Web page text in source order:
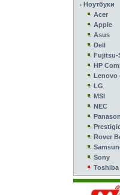
Ноутбуки
Acer
Apple
Asus
Dell
Fujitsu-
HP
Lenovo
LG
MSI
NEC
Rover
Sony
Toshiba